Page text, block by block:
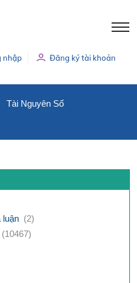
nhập Đăng ký tài khoản
Tài Nguyên Số
luận (2)
(10467)